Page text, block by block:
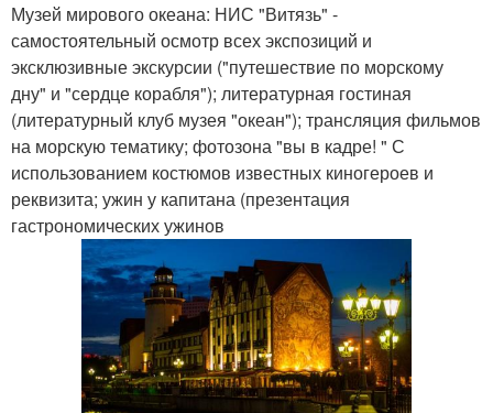
Музей мирового океана: НИС "Витязь" -
самостоятельный осмотр всех экспозиций и
эксклюзивные экскурсии ("путешествие по морскому
дну" и "сердце корабля"); литературная гостиная
(литературный клуб музея "океан"); трансляция фильмов
на морскую тематику; фотозона "вы в кадре! " С
использованием костюмов известных киногероев и
реквизита; ужин у капитана (презентация
гастрономических ужинов